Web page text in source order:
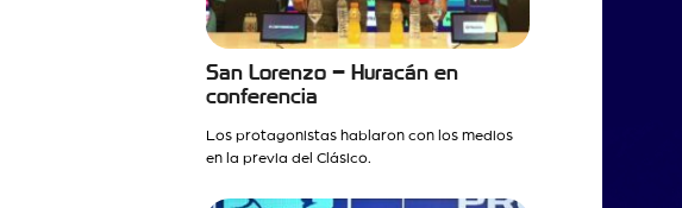
San Lorenzo – Huracán en
conferencia
Los protagonistas hablaron con los medios
en la previa del Clásico.